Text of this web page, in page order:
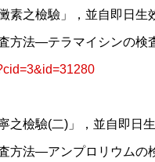
素之檢驗」，並自即日生
方法—テラマイシンの検
檢驗(二)」，並自即日生
方法—アンプロリウムの